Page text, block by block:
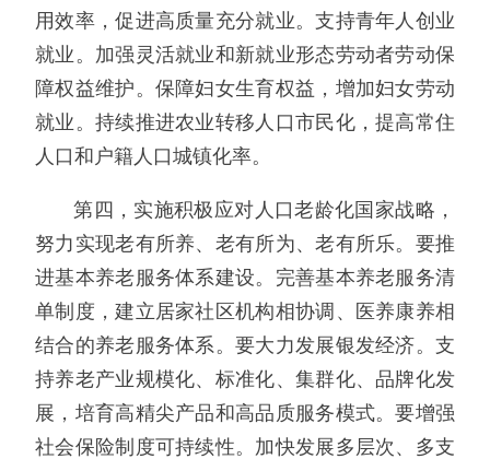
用效率，促进高质量充分就业。支持青年人创业
就业。加强灵活就业和新就业形态劳动者劳动保
障权益维护。保障妇女生育权益，增加妇女劳动
就业。持续推进农业转移人口市民化，提高常住
人口和户籍人口城镇化率。
第四，实施积极应对人口老龄化国家战略，
努力实现老有所养、老有所为、老有所乐。要推
进基本养老服务体系建设。完善基本养老服务清
单制度，建立居家社区机构相协调、医养康养相
结合的养老服务体系。要大力发展银发经济。支
持养老产业规模化、标准化、集群化、品牌化发
展，培育高精尖产品和高品质服务模式。要增强
社会保险制度可持续性。加快发展多层次、多支